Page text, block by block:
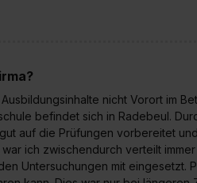
nicht Vorort im
befindet sich in Radebeul.
auf die Prüfungen vorbereitet
ich zwischendurch verteilt
Untersuchungen mit eingesetzt.